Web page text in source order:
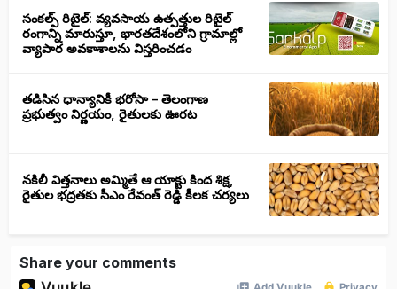
సంకల్ప్ రిటైల్: వ్యవసాయ ఉత్పత్తుల రిటైల్
రంగాన్ని మారుస్తూ, భారతదేశంలోని గ్రామాల్లో
వ్యాపార అవకాశాలను విస్తరించడం
తడిసిన ధాన్యానికీ భరోసా – తెలంగాణ
ప్రభుత్వం నిర్ణయం, రైతులకు ఊరట
నకిలీ విత్తనాలు అమ్మితే ఆ యాక్టు కింద శిక్ష,
రైతుల భద్రతకు సీఎం రేవంత్ రెడ్డి కీలక చర్యలు
Share your comments